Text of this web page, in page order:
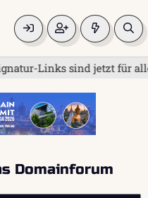
sind jetzt für alle frei.
Domainforum